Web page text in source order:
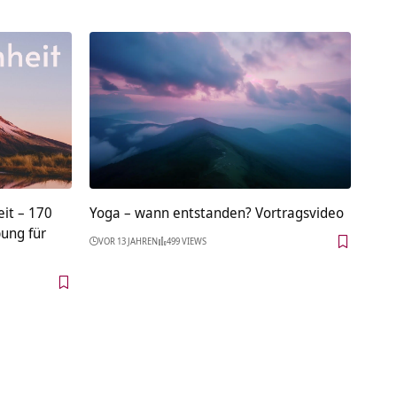
– 170
für
Yoga – wann entstanden? Vortragsvideo
VOR 13 JAHREN 499 VIEWS